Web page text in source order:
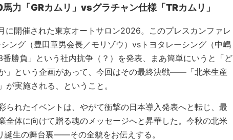
力「GRカムリ」vsグラチャン仕様「TRカムリ」
開催された東京オートサロン2026。このプレスカンファレ
ング（豊田章男会長／モリゾウ）vsトヨタレーシング（中嶋
勝負」という社内抗争（？）を発表、まあ簡単にいうと「ど
」という企画があって、今回はその最終決戦——「北米生産
実施される、ということ。
れたイベントは、やがて衝撃の日本導入発表へと転じ、最
全体に向けて贈る魂のメッセージへと昇華した。今秋の北米
誕生の舞台裏——その全貌をお伝えする。